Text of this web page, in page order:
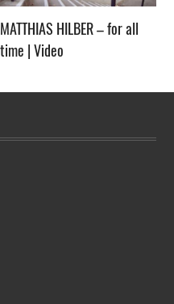
MATTHIAS HILBER – for all
time | Video